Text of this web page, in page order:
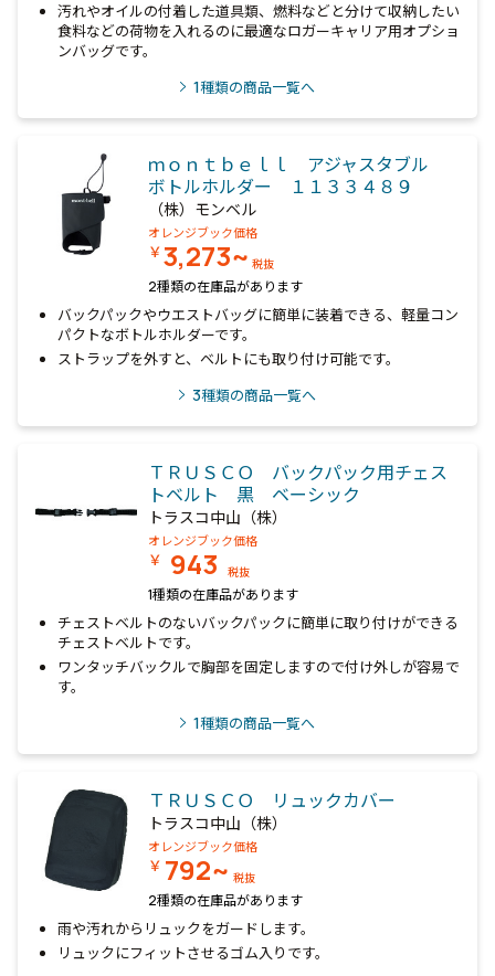
汚れやオイルの付着した道具類、燃料などと分けて収納したい
食料などの荷物を入れるのに最適なロガーキャリア用オプショ
ンバッグです。
1種類の商品一覧へ
ｍｏｎｔｂｅｌｌ アジャスタブル
ボトルホルダー １１３３４８９
（株）モンベル
オレンジブック価格
￥3,273~ 税抜
2種類の在庫品があります
バックパックやウエストバッグに簡単に装着できる、軽量コン
パクトなボトルホルダーです。
ストラップを外すと、ベルトにも取り付け可能です。
3種類の商品一覧へ
ＴＲＵＳＣＯ バックパック用チェス
トベルト 黒 ベーシック
トラスコ中山（株）
オレンジブック価格
￥ 943 税抜
1種類の在庫品があります
チェストベルトのないバックパックに簡単に取り付けができる
チェストベルトです。
ワンタッチバックルで胸部を固定しますので付け外しが容易で
す。
1種類の商品一覧へ
ＴＲＵＳＣＯ リュックカバー
トラスコ中山（株）
オレンジブック価格
￥ 792~ 税抜
2種類の在庫品があります
雨や汚れからリュックをガードします。
リュックにフィットさせるゴム入りです。